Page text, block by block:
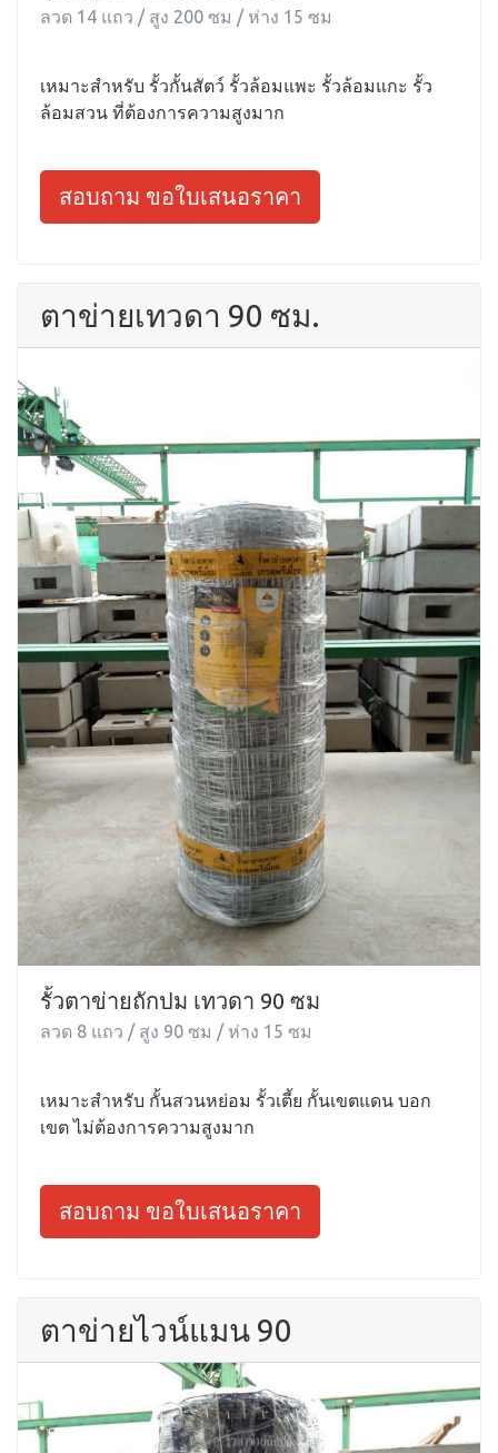
ลวด 14 แถว / สูง 200 ซม / ห่าง 15 ซม
เหมาะสำหรับ รั้วกั้นสัตว์ รั้วล้อมแพะ รั้วล้อมแกะ รั้ว
ล้อมสวน ที่ต้องการความสูงมาก
สอบถาม ขอใบเสนอราคา
ตาข่ายเทวดา 90 ซม.
รั้วตาข่ายถักปม เทวดา 90 ซม
ลวด 8 แถว / สูง 90 ซม / ห่าง 15 ซม
เหมาะสำหรับ กั้นสวนหย่อม รั้วเตี้ย กั้นเขตแดน บอก
เขต ไม่ต้องการความสูงมาก
สอบถาม ขอใบเสนอราคา
ตาข่ายไวน์แมน 90